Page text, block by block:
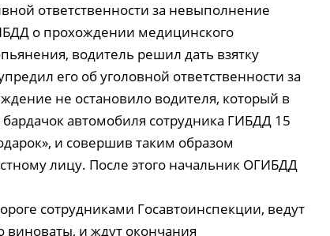
ответственности за невыполнение
о прохождении медицинского
водитель решил дать взятку
его об уголовной ответственности за
не остановило водителя, который в
автомобиля сотрудника ГИБДД 15
и совершив таким образом
лицу. После этого начальник ОГИБДД
сотрудниками Госавтоинспекции, ведут
виноваты, и ждут окончания